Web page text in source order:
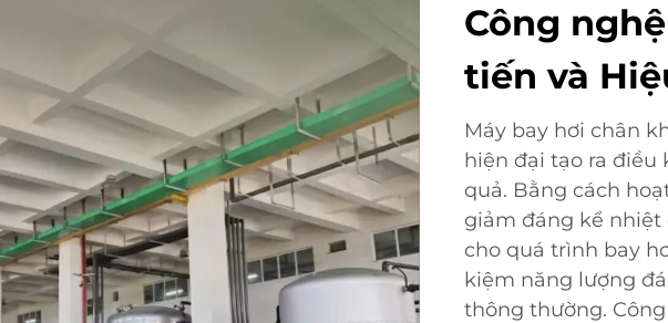
Công
tiến và
Máy bay hơi chân
hiện đại tạo ra điều
quả. Bằng cách
giảm đáng kể nhiệt
cho quá trình bay
kiệm năng lượng
thông thường.